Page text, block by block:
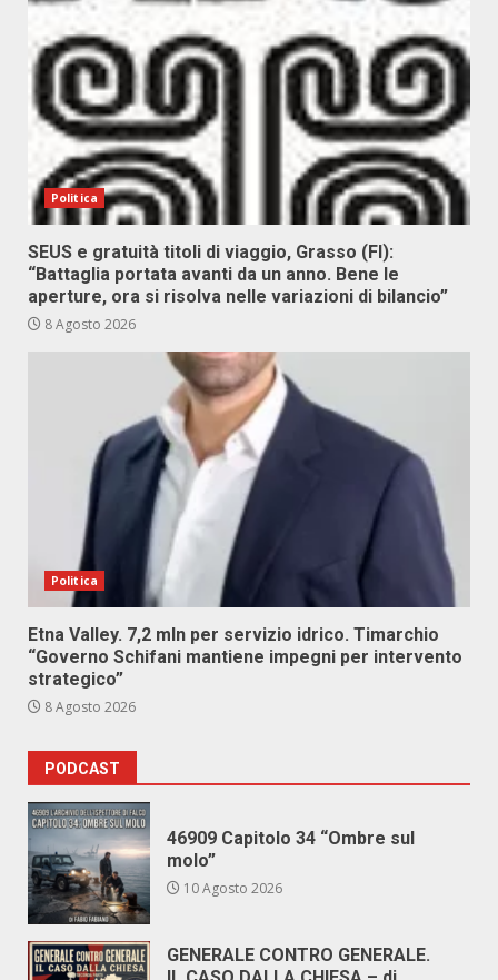
Politica
SEUS e gratuità titoli di viaggio, Grasso (FI):
“Battaglia portata avanti da un anno. Bene le
aperture, ora si risolva nelle variazioni di bilancio”
8 Agosto 2026
Politica
Etna Valley. 7,2 mln per servizio idrico. Timarchio
“Governo Schifani mantiene impegni per intervento
strategico”
8 Agosto 2026
PODCAST
46909 Capitolo 34 “Ombre sul
molo”
10 Agosto 2026
GENERALE CONTRO GENERALE.